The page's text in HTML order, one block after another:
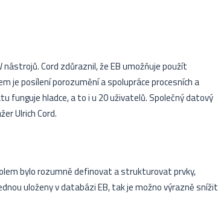
Cord zdůraznil, že EB umožňuje použít
je posílení porozumění a spolupráce procesních a
funguje hladce, a to i u 20 uživatelů. Společný datový
Ulrich Cord.
bylo rozumně definovat a strukturovat prvky,
uloženy v databázi EB, tak je možno výrazně snížit